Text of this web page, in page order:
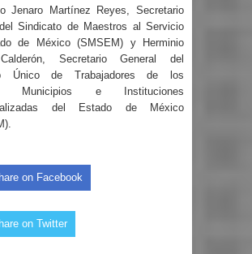
Jenaro Martínez Reyes, Secretario
Sindicato de Maestros al Servicio
de México (SMSEM) y Herminio
Secretario General del
Único de Trabajadores de los
Municipios e Instituciones
del Estado de México
on Facebook
on Twitter